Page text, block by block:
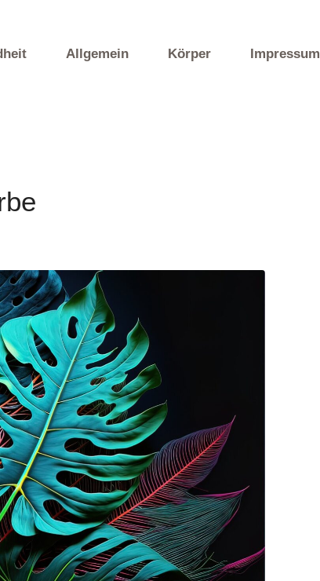
Allgemein Körper Impressum